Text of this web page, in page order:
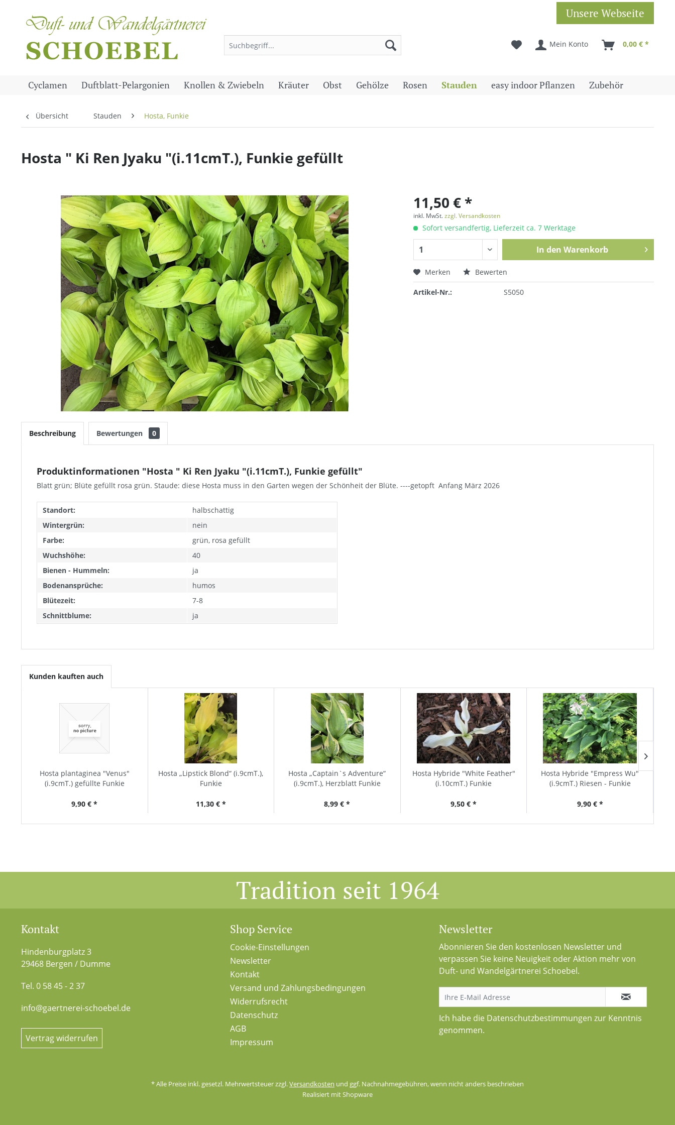
Unsere Webseite
Mein Konto 0,00 € *
Cyclamen Duftblatt-Pelargonien Knollen & Zwiebeln Kräuter Obst Gehölze Rosen Stauden easy indoor Pflanzen Zubehör
Übersicht Stauden Hosta, Funkie
Hosta " Ki Ren Jyaku "(i.11cmT.), Funkie gefüllt
11,50 € *
inkl. MwSt.zzgl. Versandkosten
Sofort versandfertig, Lieferzeit ca. 7 Werktage
In den Warenkorb
Merken Bewerten
Artikel-Nr.: S5050
Beschreibung Bewertungen 0
Produktinformationen "Hosta " Ki Ren Jyaku "(i.11cmT.), Funkie gefüllt"
Blatt grün; Blüte gefüllt rosa grün. Staude: diese Hosta muss in den Garten wegen der Schönheit der Blüte. ----getopft Anfang März 2026
Standort:
halbschattig
Wintergrün:
nein
Farbe:
grün, rosa gefüllt
Wuchshöhe:
40
Bienen - Hummeln:
ja
Bodenansprüche:
humos
Blütezeit:
7-8
Schnittblume:
ja
Kunden kauften auch
Hosta plantaginea "Venus"
(i.9cmT.) gefüllte Funkie
9,90 € *
Hosta „Lipstick Blond“ (i.9cmT.),
Funkie
11,30 € *
Hosta „Captain`s Adventure“
(i.9cmT.), Herzblatt Funkie
8,99 € *
Hosta Hybride "White Feather"
(i.10cmT.) Funkie
9,50 € *
Hosta Hybride "Empress Wu"
(i.9cmT.) Riesen - Funkie
9,90 € *
Tradition seit 1964
Kontakt
Hindenburgplatz 3
29468 Bergen / Dumme
Tel. 0 58 45 - 2 37
info@gaertnerei-schoebel.de
Vertrag widerrufen
Shop Service
Cookie-Einstellungen
Newsletter
Kontakt
Versand und Zahlungsbedingungen
Widerrufsrecht
Datenschutz
AGB
Impressum
Newsletter
Abonnieren Sie den kostenlosen Newsletter und
verpassen Sie keine Neuigkeit oder Aktion mehr von
Duft- und Wandelgärtnerei Schoebel.
Ich habe die Datenschutzbestimmungen zur Kenntnis
genommen.
* Alle Preise inkl. gesetzl. Mehrwertsteuer zzgl.Versandkosten und ggf. Nachnahmegebühren, wenn nicht anders beschrieben
Realisiert mit Shopware